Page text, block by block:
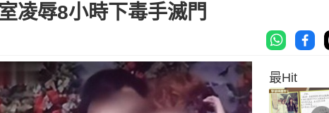
凌辱8小時下毒手滅門
最Hit